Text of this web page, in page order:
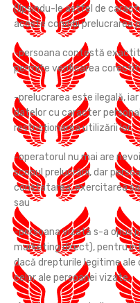
(lipsindu-le astfel de
aceste condiții prelucrarea
-persoana contestă
permite verificarea
-prelucrarea este ilegală,
datelor cu caracter
restricționarea utilizării lor;
-operatorul nu mai are
scopul prelucrării, dar
constatarea, exercitarea
sau
-persoana vizată s-a opus
marketing direct), pentru
dacă drepturile legitime ale
celor ale persoanei vizate.